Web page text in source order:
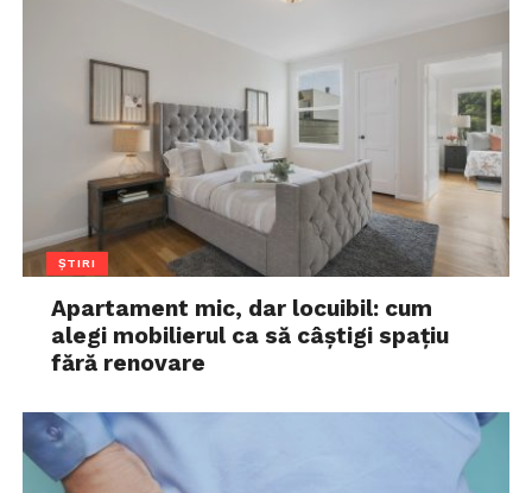
ȘTIRI
Apartament mic, dar locuibil: cum
alegi mobilierul ca să câștigi spațiu
fără renovare